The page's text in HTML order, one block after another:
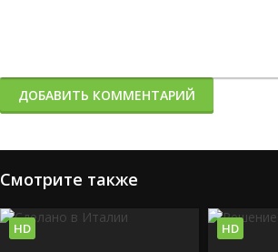
ДОБАВИТЬ КОММЕНТАРИЙ
Смотрите также
HD HD